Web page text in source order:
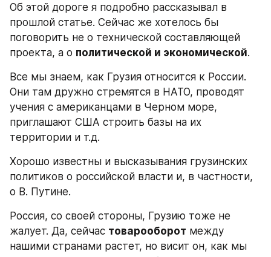
Об этой дороге я подробно рассказывал в
прошлой статье. Сейчас же хотелось бы
поговорить не о технической составляющей
проекта, а о политической и экономической.
Все мы знаем, как Грузия относится к России.
Они там дружно стремятся в НАТО, проводят
учения с американцами в Черном море,
приглашают США строить базы на их
территории и т.д.
Хорошо известны и высказывания грузинских
политиков о российской власти и, в частности,
о В. Путине.
Россия, со своей стороны, Грузию тоже не
жалует. Да, сейчас товарооборот между
нашими странами растет, но висит он, как мы